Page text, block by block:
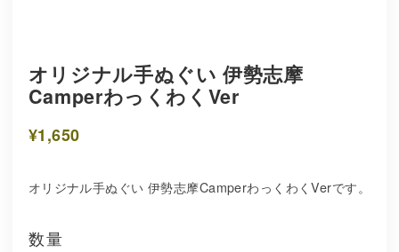
オリジナル手ぬぐい 伊勢志摩
CamperわっくわくVer
¥1,650
オリジナル手ぬぐい 伊勢志摩CamperわっくわくVerです。
数量